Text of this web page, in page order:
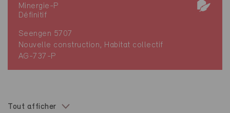
Minergie-P
Définitif
Seengen 5707
Nouvelle construction, Habitat collectif
AG-737-P
Tout afficher